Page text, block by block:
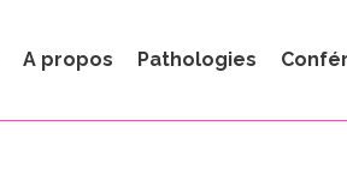
A propos Pathologies